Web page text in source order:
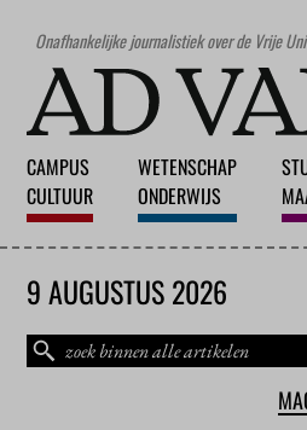
Onafhankelijke journalistiek over de Vrije
CAMPUS
CULTUUR
WETENSCHAP
ONDERWIJS
9 AUGUSTUS 2026